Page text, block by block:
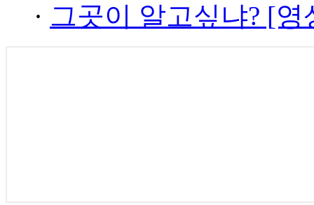
· 그곳이 알고싶냐? [